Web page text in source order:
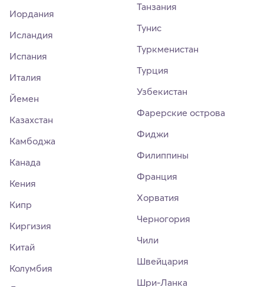
Иордания
Исландия
Испания
Италия
Йемен
Казахстан
Камбоджа
Канада
Кения
Кипр
Киргизия
Китай
Колумбия
Танзания
Тунис
Туркменистан
Турция
Узбекистан
Фарерские острова
Фиджи
Филиппины
Франция
Хорватия
Черногория
Чили
Швейцария
Шри-Ланка